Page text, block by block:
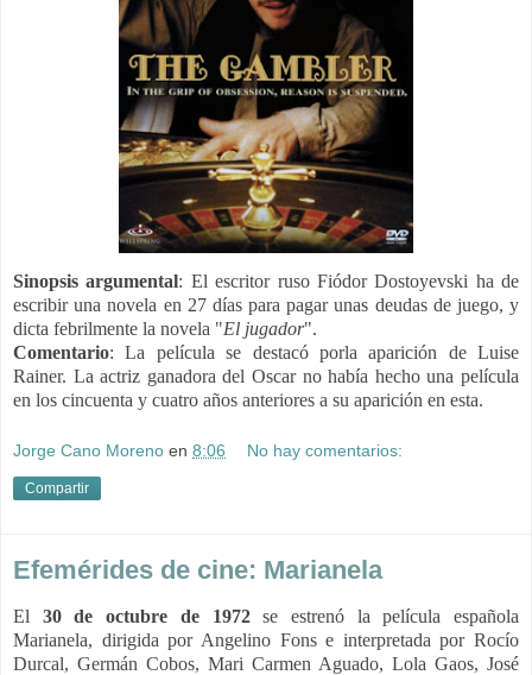
Sinopsis argumental: El escritor ruso Fiódor Dostoyevski ha de
escribir una novela en 27 días para pagar unas deudas de juego, y
dicta febrilmente la novela "El jugador".
Comentario:La película se destacó porla aparición de Luise
Rainer. La actriz ganadora del Oscar no había hecho una película
en los cincuenta y cuatro años anteriores a su aparición en esta.
Jorge Cano Moreno en 8:06 No hay comentarios:
Compartir
Efemérides de cine: Marianela
El 30 de octubre de 1972se estrenó la película española
Marianela, dirigida por Angelino Fons e interpretada por Rocío
Durcal, Germán Cobos, Mari Carmen Aguado, Lola Gaos, José